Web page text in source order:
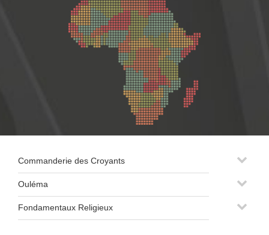
Commanderie des Croyants
Ouléma
Fondamentaux Religieux